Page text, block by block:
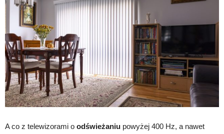
A co z telewizorami o odświeżaniu powyżej 400 Hz, a nawet